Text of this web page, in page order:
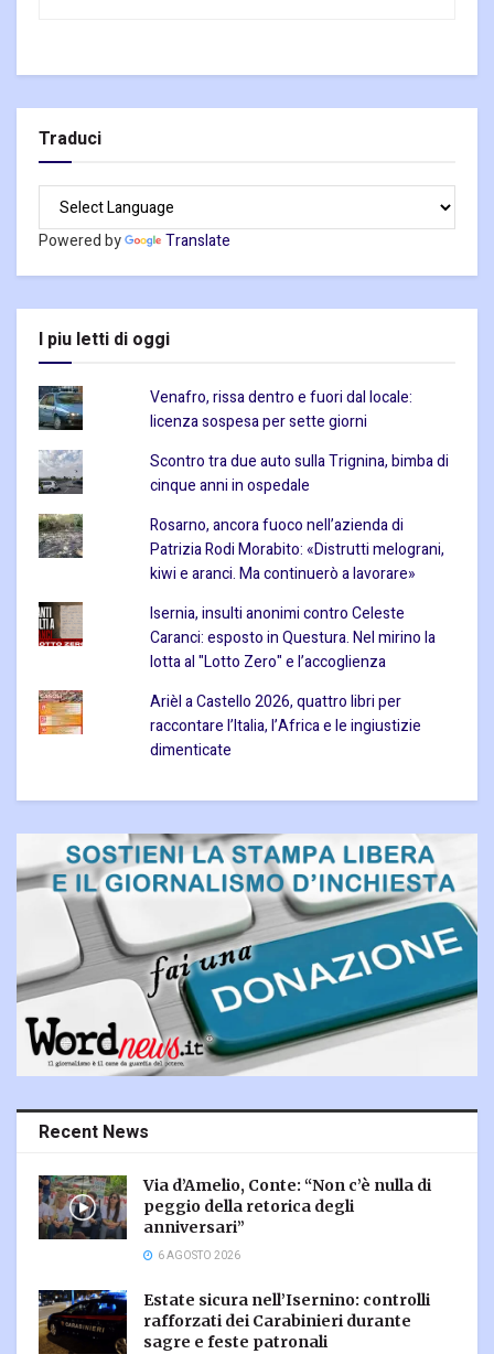
Traduci
Powered by Translate
I piu letti di oggi
Venafro, rissa dentro e fuori dal locale:
licenza sospesa per sette giorni
Scontro tra due auto sulla Trignina, bimba di
cinque anni in ospedale
Rosarno, ancora fuoco nell’azienda di
Patrizia Rodi Morabito: «Distrutti melograni,
kiwi e aranci. Ma continuerò a lavorare»
Isernia, insulti anonimi contro Celeste
Caranci: esposto in Questura. Nel mirino la
lotta al "Lotto Zero" e l’accoglienza
Arièl a Castello 2026, quattro libri per
raccontare l’Italia, l’Africa e le ingiustizie
dimenticate
Recent News
Via d’Amelio, Conte: “Non c’è nulla di
peggio della retorica degli
anniversari”
6 AGOSTO 2026
Estate sicura nell’Isernino: controlli
rafforzati dei Carabinieri durante
sagre e feste patronali